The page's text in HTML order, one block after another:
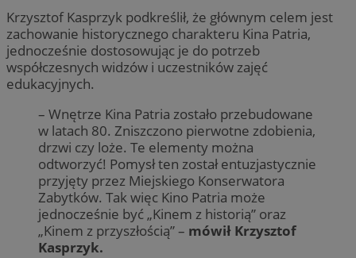
Krzysztof Kasprzyk podkreślił, że głównym celem jest
zachowanie historycznego charakteru Kina Patria,
jednocześnie dostosowując je do potrzeb
współczesnych widzów i uczestników zajęć
edukacyjnych.
– Wnętrze Kina Patria zostało przebudowane
w latach 80. Zniszczono pierwotne zdobienia,
drzwi czy loże. Te elementy można
odtworzyć! Pomysł ten został entuzjastycznie
przyjęty przez Miejskiego Konserwatora
Zabytków. Tak więc Kino Patria może
jednocześnie być „Kinem z historią” oraz
„Kinem z przyszłością” – mówił Krzysztof
Kasprzyk.